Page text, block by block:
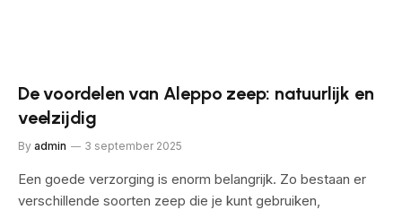
De voordelen van Aleppo zeep: natuurlijk en
veelzijdig
By admin 3 september 2025
Een goede verzorging is enorm belangrijk. Zo bestaan er
verschillende soorten zeep die je kunt gebruiken,